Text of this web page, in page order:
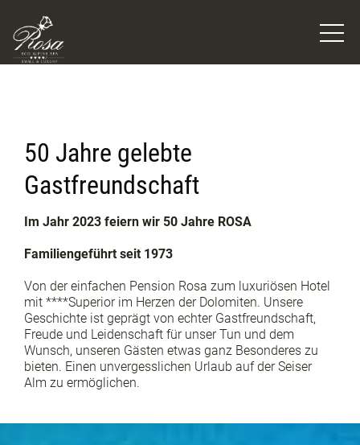
50 Jahre gelebte
Gastfreundschaft
Im Jahr 2023 feiern wir 50 Jahre ROSA
Familiengeführt seit 1973
Von der einfachen Pension Rosa zum luxuriösen Hotel
mit ****Superior im Herzen der Dolomiten. Unsere
Geschichte ist geprägt von echter Gastfreundschaft,
Freude und Leidenschaft für unser Tun und dem
Wunsch, unseren Gästen etwas ganz Besonderes zu
bieten. Einen unvergesslichen Urlaub auf der Seiser
Alm zu ermöglichen.